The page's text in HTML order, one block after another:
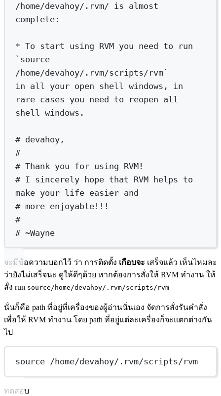
/home/devahoy/.rvm/
is almost
complete:
*
` source
/home/devahoy/.rvm/scripts/rvm`
i n all your open shell windows,
in
rare cases you need to reopen all
shell
windows.
# devahoy,
#
# Thank you for using RVM!
# I sincerely hope that RVM helps to
make your life easier and
# more enjoyable!!!
#
# ~Wayne
จะมีข้อความบอกไว้ ว่า การติดตั้ง เกือบจะ เสร็จแล้ว เห็นไหมละ
ว่ายังไม่เสร็จนะ ดูให้ดีๆด้วย หากต้องการสั่งให้ RVM ทำงาน ให้
สั่ง run source/home/devahoy/.rvm/scripts/rvm
นั่นก็คือ path ที่อยู่ที่เครื่องของผู้อ่านนั่นเอง จัดการสั่งรันคำสั่ง
เพื่อให้ RVM ทำงาน โดย path ที่อยู่แต่ละเครื่องก็จะแตกต่างกัน
ไป
source /home/devahoy/.rvm/scripts/rvm
ทดสอบ